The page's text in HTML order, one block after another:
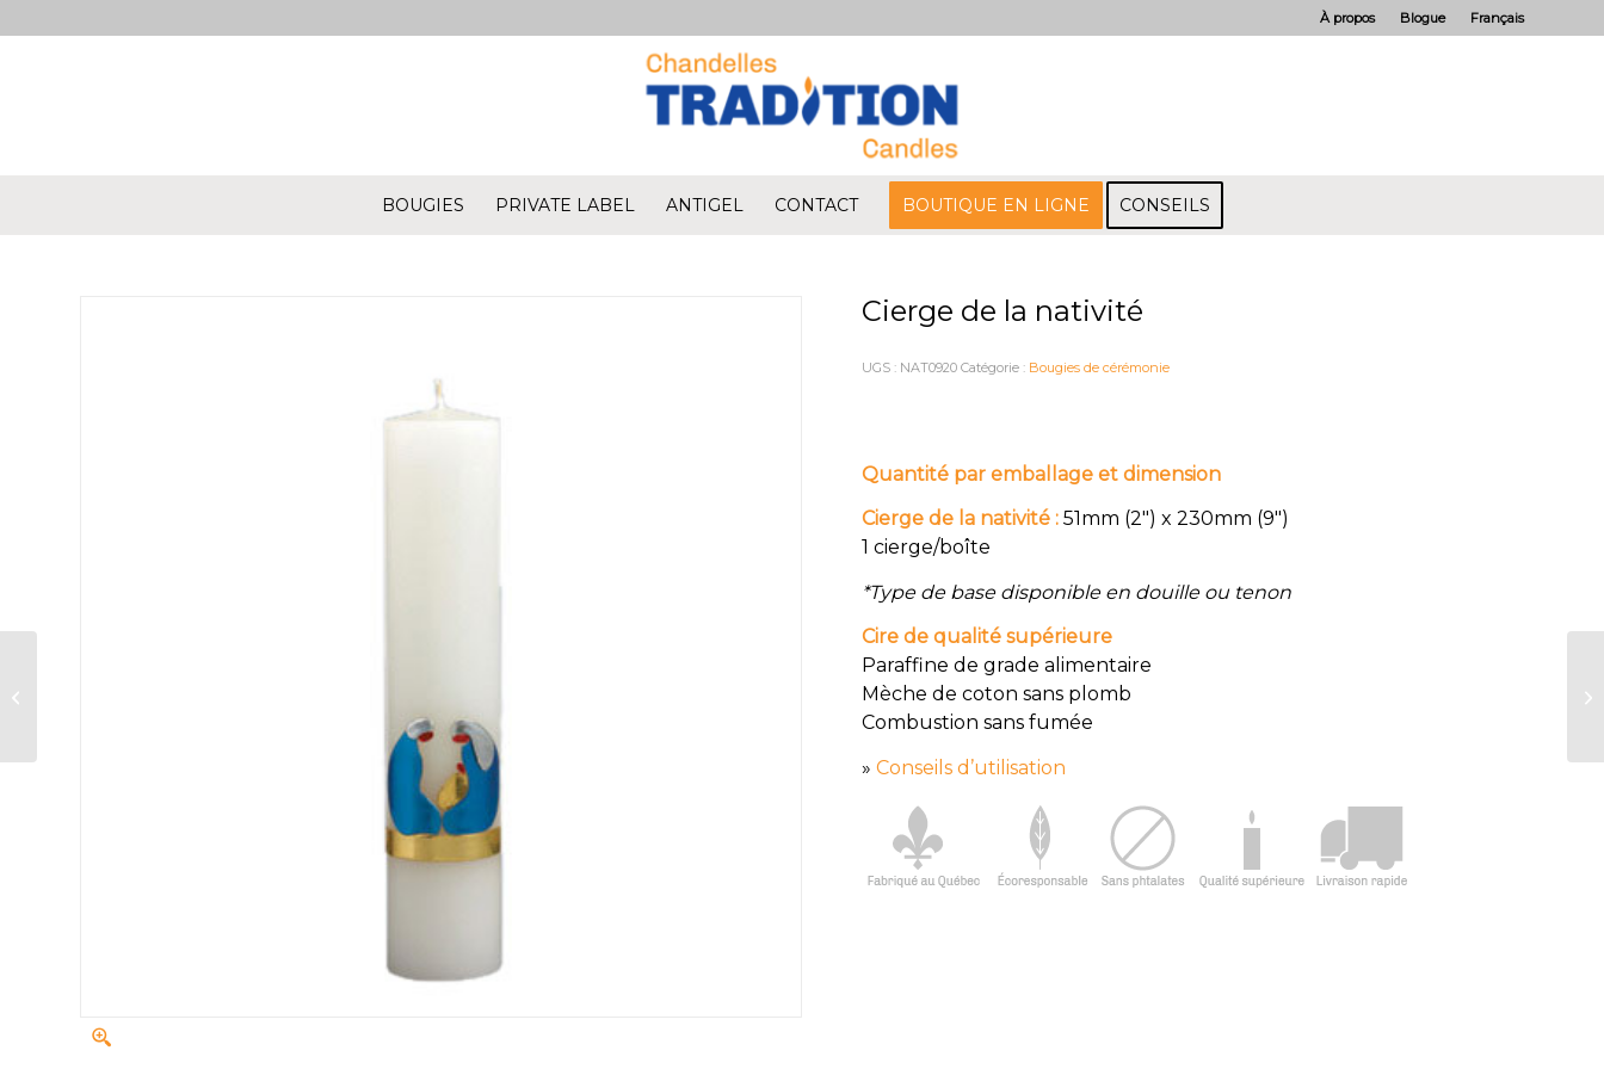
À propos Blogue Français
BOUGIES PRIVATE LABEL ANTIGEL CONTACT BOUTIQUE EN LIGNE CONSEILS
Cierge de la nativité
UGS : NAT0920 Catégorie : Bougies de cérémonie
Quantité par emballage et dimension
Cierge de la nativité : 51mm (2″) x 230mm (9″)
1 cierge/boîte
*Type de base disponible en douille ou tenon
Cire de qualité supérieure
Paraffine de grade alimentaire
Mèche de coton sans plomb
Combustion sans fumée
» Conseils d’utilisation